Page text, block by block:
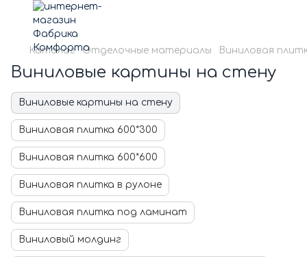
Каталог Отделочные материалы Виниловая
Виниловые картины на стену
Виниловые картины на стену
Виниловая плитка 600*300
Виниловая плитка 600*600
Виниловая плитка в рулоне
Виниловая плитка под ламинат
Виниловый молдинг